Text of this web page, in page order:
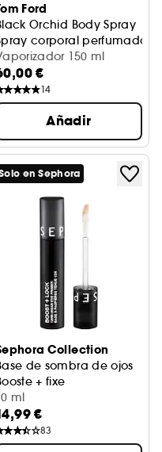
rica en omega 3 y 6
Ford
Orchid Body Spray
corporal perfumado
150 ml
€
14
Añadir
en Sephora
Collection
de sombra de ojos
+ fixe
ml
€
83